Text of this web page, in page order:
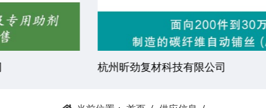
杭州昕劲复材科技有限公司